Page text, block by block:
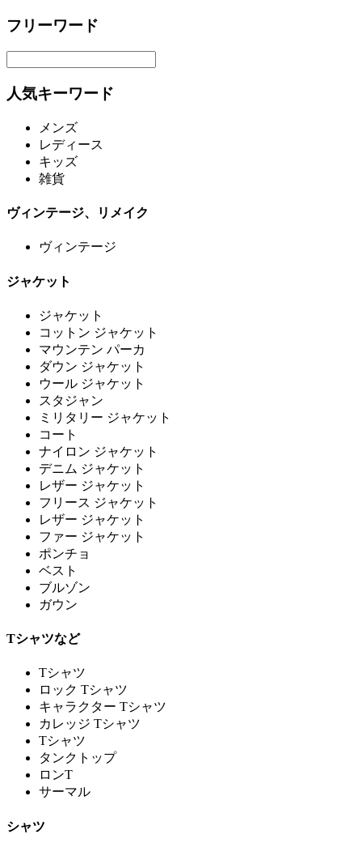
フリーワード
人気キーワード
メンズ
レディース
キッズ
雑貨
ヴィンテージ、リメイク
ヴィンテージ
ジャケット
ジャケット
コットン ジャケット
マウンテン パーカ
ダウン ジャケット
ウール ジャケット
スタジャン
ミリタリー ジャケット
コート
ナイロン ジャケット
デニム ジャケット
レザー ジャケット
フリース ジャケット
レザー ジャケット
ファー ジャケット
ポンチョ
ベスト
ブルゾン
ガウン
Tシャツなど
Tシャツ
ロック Tシャツ
キャラクター Tシャツ
カレッジ Tシャツ
Tシャツ
タンクトップ
ロンT
サーマル
シャツ